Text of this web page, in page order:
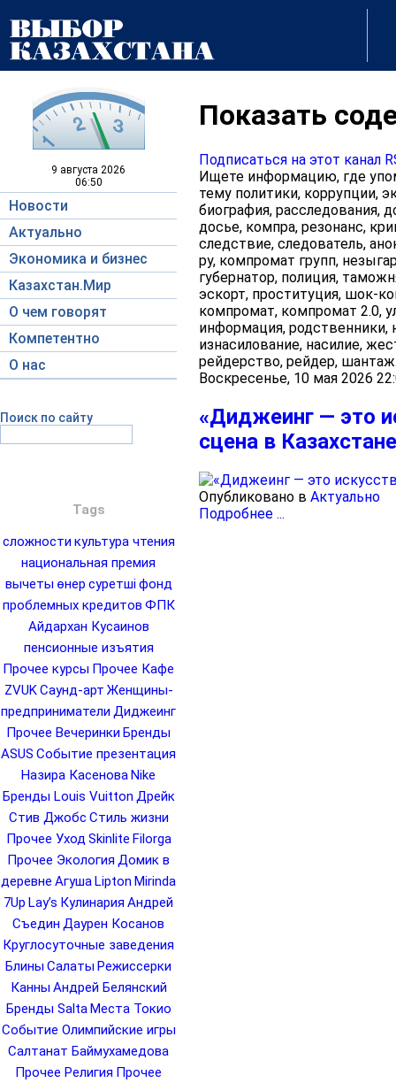
9 августа 2026
06:50
Новости
Актуально
Экономика и бизнес
Казахстан.Мир
О чем говорят
Компетентно
О нас
Поиск по сайту
Tags
сложности культура чтения
национальная премия
вычеты өнер суретшіфонд
проблемных кредитов ФПК
Айдархан Кусаинов
пенсионные изъятия
Прочее курсы Прочее Кафе
ZVUKСаунд-арт Женщины-
предприниматели Диджеинг
Прочее Вечеринки Бренды
ASUS Событие презентация
Назира Касенова Nike
Бренды Louis Vuitton Дрейк
Стив Джобс Стиль жизни
Прочее Уход Skinlite Filorga
Прочее Экология Домик в
деревне Агуша Lipton Mirinda
7Up Lay’s Кулинария Андрей
Съедин Даурен Косанов
Круглосуточные заведения
Блины Салаты Режиссерки
Канны Андрей Белянский
Бренды Salta Места Токио
Событие Олимпийские игры
Салтанат Баймухамедова
Прочее Религия Прочее
Показать
Подписаться на этот канал
Ищете информацию, где
тему политики, коррупции,
биография, расследования,
досье, компра, резонанс,
следствие, следователь,
ру, компромат групп,
губернатор, полиция,
эскорт, проституция, шок-
компромат, компромат 2.0,
информация, родственники,
изнасилование, насилие,
рейдерство, рейдер,
Воскресенье, 10 мая 2026
«Диджеинг — это
сцена в Казахстане
Опубликовано в Актуально
Подробнее ...